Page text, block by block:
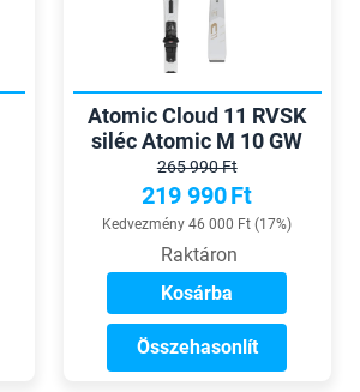
Atomic Cloud 11 RVSK
siléc Atomic M 10 GW
kötéssel
265 990 Ft
219 990Ft
Kedvezmény 46 000 Ft (17%)
Raktáron
Kosárba
Összehasonlít